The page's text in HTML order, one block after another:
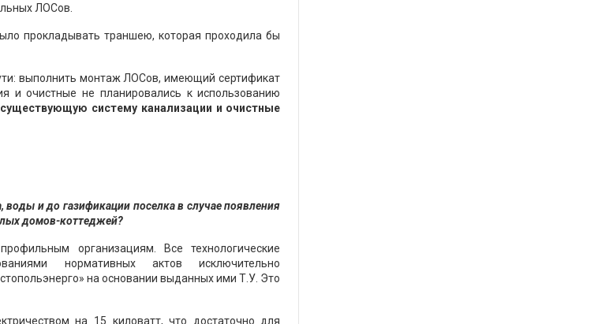
ЛОСов.
прокладывать траншею, которая проходила бы
выполнить монтаж ЛОСов, имеющий сертификат
и очистные не планировались к использованию
существующую систему канализации и очистные
воды и до газификации поселка в случае появления
домов-коттеджей?
организациям. Все технологические
нормативных актов исключительно
на основании выданных ими Т.У. Это
на 15 киловатт, что достаточно для